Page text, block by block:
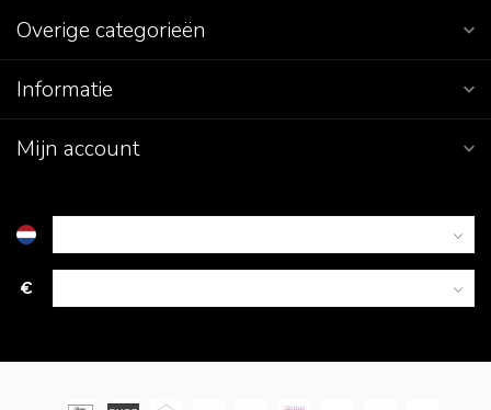
Overige categorieën
Informatie
Mijn account
€